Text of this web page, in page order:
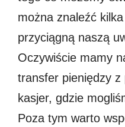
można znaleźć
przyciągną naszą
Oczywiście mamy
transfer pieniędzy
kasjer, gdzie
Poza tym warto